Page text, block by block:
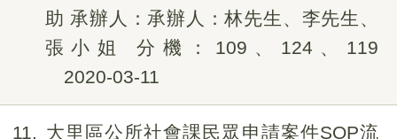
助 承辦人：承辦人：林先生、李先生、
張小姐 分機：109、124、119
2020-03-11
11
大里區公所社會課民眾申請案件SOP流